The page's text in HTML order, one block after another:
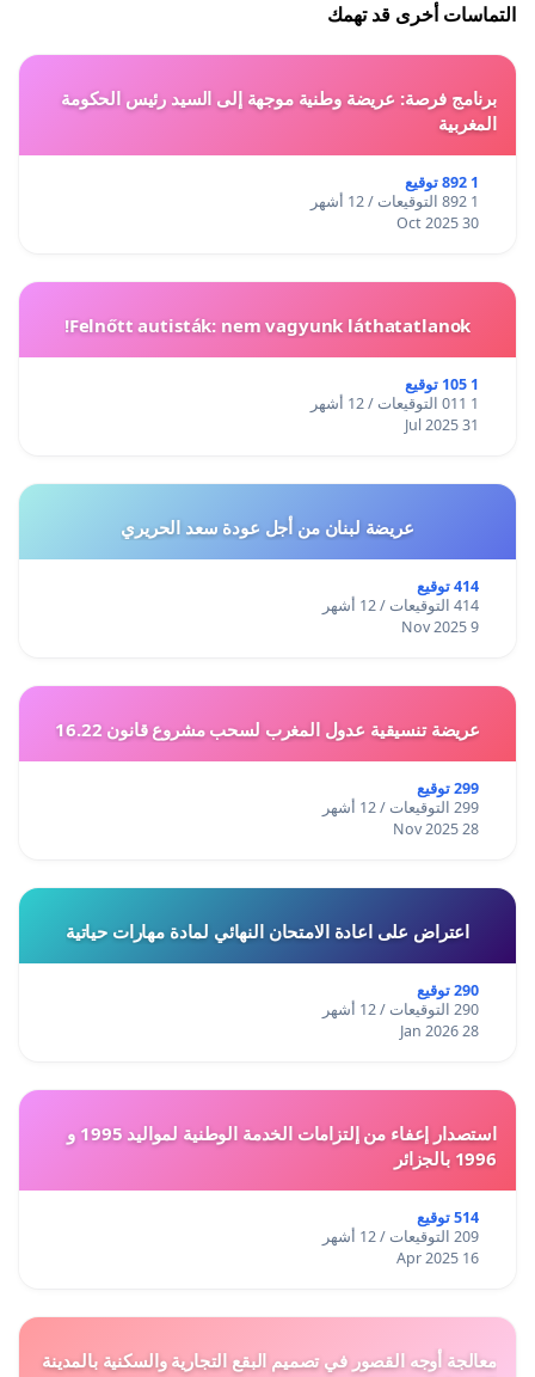
التماسات أخرى قد تهمك
برنامج فرصة: عريضة وطنية موجهة إلى السيد رئيس الحكومة
المغربية
1 892 توقيع
1 892 التوقيعات / 12 أشهر
30 Oct 2025
Felnőtt autisták: nem vagyunk láthatatlanok!
1 105 توقيع
1 011 التوقيعات / 12 أشهر
31 Jul 2025
عريضة لبنان من أجل عودة سعد الحريري
414 توقيع
414 التوقيعات / 12 أشهر
9 Nov 2025
عريضة تنسيقية عدول المغرب لسحب مشروع قانون 16.22
299 توقيع
299 التوقيعات / 12 أشهر
28 Nov 2025
اعتراض على اعادة الامتحان النهائي لمادة مهارات حياتية
290 توقيع
290 التوقيعات / 12 أشهر
28 Jan 2026
استصدار إعفاء من إلتزامات الخدمة الوطنية لمواليد 1995 و
1996 بالجزائر
514 توقيع
209 التوقيعات / 12 أشهر
16 Apr 2025
معالجة أوجه القصور في تصميم البقع التجارية والسكنية بالمدينة